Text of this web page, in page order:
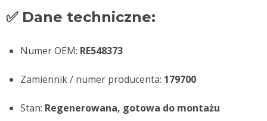
✅ Dane techniczne:
Numer OEM: RE548373
Zamiennik / numer producenta: 179700
Stan: Regenerowana, gotowa do montażu